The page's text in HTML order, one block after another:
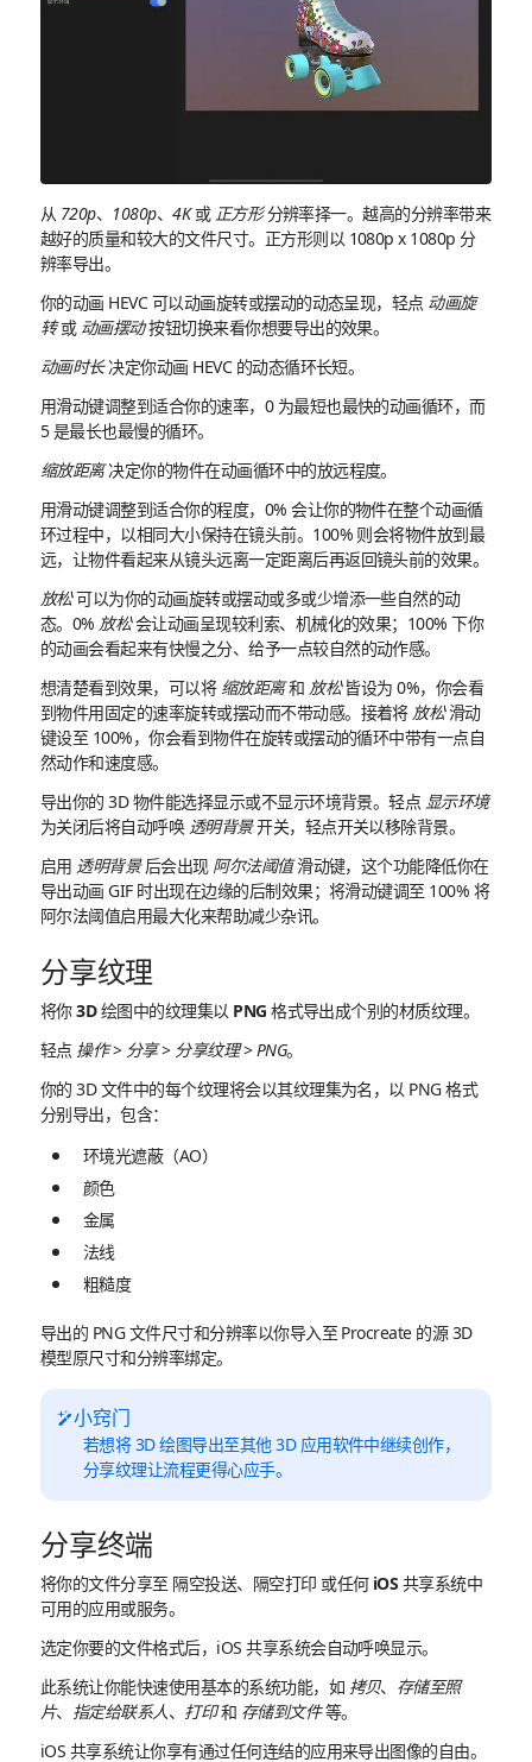
从 720p、 1080p、4K或 正方形分辨率择一。越高的分辨率带来
越好的质量和较大的文件尺寸。正方形则以 1080p x 1080p 分
辨率导出。
你的动画 HEVC 可以动画旋转或摆动的动态呈现，轻点 动画旋
转或 动画摆动按钮切换来看你想要导出的效果。
动画时长决定你动画 HEVC 的动态循环长短。
用滑动键调整到适合你的速率，0 为最短也最快的动画循环，而
5 是最长也最慢的循环。
缩放距离决定你的物件在动画循环中的放远程度。
用滑动键调整到适合你的程度，0% 会让你的物件在整个动画循
环过程中，以相同大小保持在镜头前。100% 则会将物件放到最
远，让物件看起来从镜头远离一定距离后再返回镜头前的效果。
放松可以为你的动画旋转或摆动或多或少增添一些自然的动
态。0% 放松会让动画呈现较利索、机械化的效果；100% 下你
的动画会看起来有快慢之分、给予一点较自然的动作感。
想清楚看到效果，可以将 缩放距离和 放松皆设为 0%，你会看
到物件用固定的速率旋转或摆动而不带动感。接着将 放松滑动
键设至 100%，你会看到物件在旋转或摆动的循环中带有一点自
然动作和速度感。
导出你的 3D 物件能选择显示或不显示环境背景。轻点 显示环境
为关闭后将自动呼唤 透明背景开关，轻点开关以移除背景。
启用 透明背景后会出现 阿尔法阈值滑动键，这个功能降低你在
导出动画 GIF 时出现在边缘的后制效果；将滑动键调至 100% 将
阿尔法阈值启用最大化来帮助减少杂讯。
分享纹理
将你 3D 绘图中的纹理集以 PNG 格式导出成个别的材质纹理。
轻点 操作> 分享> 分享纹理>PNG。
你的 3D 文件中的每个纹理将会以其纹理集为名，以 PNG 格式
分别导出，包含：
环境光遮蔽（AO）
颜色
金属
法线
粗糙度
导出的 PNG 文件尺寸和分辨率以你导入至 Procreate 的源 3D
模型原尺寸和分辨率绑定。
小窍门
若想将 3D 绘图导出至其他 3D 应用软件中继续创作，
分享纹理让流程更得心应手。
分享终端
将你的文件分享至 隔空投送、隔空打印 或任何 iOS 共享系统中
可用的应用或服务。
选定你要的文件格式后，iOS 共享系统会自动呼唤显示。
此系统让你能快速使用基本的系统功能，如 拷贝、 存储至照
片、 指定给联系人、 打印和 存储到文件等。
iOS 共享系统让你享有通过任何连结的应用来导出图像的自由。